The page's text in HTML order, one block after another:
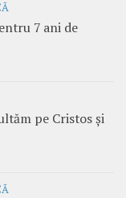
7 ani de
pe Cristos și